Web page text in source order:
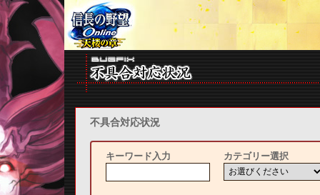
不具合対応状況
キーワード入力 カテゴリー選択